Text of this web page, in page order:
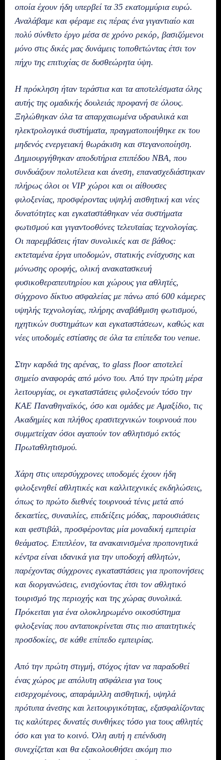
οποία έχουν ήδη υπερβεί τα 35 εκατομμύρια ευρώ.
Αναλάβαμε και φέραμε εις πέρας ένα γιγαντιαίο και
πολύ σύνθετο έργο μέσα σε χρόνο ρεκόρ, βασιζόμενοι
μόνο στις δικές μας δυνάμεις τοποθετώντας έτσι τον
πήχυ της επιτυχίας σε δυσθεώρητα ύψη.
Η πρόκληση ήταν τεράστια και τα αποτελέσματα όλης
αυτής της ομαδικής δουλειάς προφανή σε όλους.
Ξηλώθηκαν όλα τα απαρχαιωμένα υδραυλικά και
ηλεκτρολογικά συστήματα, πραγματοποιήθηκε εκ του
μηδενός ενεργειακή θωράκιση και στεγανοποίηση.
Δημιουργήθηκαν αποδυτήρια επιπέδου NBA, που
συνδυάζουν πολυτέλεια και άνεση, επανασχεδιάστηκαν
πλήρως όλοι οι VIP χώροι και οι αίθουσες
φιλοξενίας, προσφέροντας υψηλή αισθητική και νέες
δυνατότητες και εγκαταστάθηκαν νέα συστήματα
φωτισμού και γιγαντοοθόνες τελευταίας τεχνολογίας.
Οι παρεμβάσεις ήταν συνολικές και σε βάθος:
εκτεταμένα έργα υποδομών, στατικής ενίσχυσης και
μόνωσης οροφής, ολική ανακατασκευή
φυσικοθεραπευτηρίου και χώρους για αθλητές,
σύγχρονο δίκτυο ασφαλείας με πάνω από 600 κάμερες
υψηλής τεχνολογίας, πλήρης αναβάθμιση φωτισμού,
ηχητικών συστημάτων και εγκαταστάσεων, καθώς και
νέες υποδομές εστίασης σε όλα τα επίπεδα του venue.
Στην καρδιά της αρένας, το glass floor αποτελεί
σημείο αναφοράς από μόνο του. Από την πρώτη μέρα
λειτουργίας, οι εγκαταστάσεις φιλοξενούν τόσο την
ΚΑΕ Παναθηναϊκός, όσο και ομάδες με Αμαξίδιο, τις
Ακαδημίες και πλήθος ερασιτεχνικών τουρνουά που
συμμετείχαν όσοι αγαπούν τον αθλητισμό εκτός
Πρωταθλητισμού.
Χάρη στις υπερσύγχρονες υποδομές έχουν ήδη
φιλοξενηθεί αθλητικές και καλλιτεχνικές εκδηλώσεις,
όπως το πρώτο διεθνές τουρνουά τένις μετά από
δεκαετίες, συναυλίες, επιδείξεις μόδας, παρουσιάσεις
και φεστιβάλ, προσφέροντας μία μοναδική εμπειρία
θεάματος. Επιπλέον, τα ανακαινισμένα προπονητικά
κέντρα είναι ιδανικά για την υποδοχή αθλητών,
παρέχοντας σύγχρονες εγκαταστάσεις για προπονήσεις
και διοργανώσεις, ενισχύοντας έτσι τον αθλητικό
τουρισμό της περιοχής και της χώρας συνολικά.
Πρόκειται για ένα ολοκληρωμένο οικοσύστημα
φιλοξενίας που ανταποκρίνεται στις πιο απαιτητικές
προσδοκίες, σε κάθε επίπεδο εμπειρίας.
Από την πρώτη στιγμή, στόχος ήταν να παραδοθεί
ένας χώρος με απόλυτη ασφάλεια για τους
εισερχομένους, απαράμιλλη αισθητική, υψηλά
πρότυπα άνεσης και λειτουργικότητας, εξασφαλίζοντας
τις καλύτερες δυνατές συνθήκες τόσο για τους αθλητές
όσο και για το κοινό. Όλη αυτή η επένδυση
συνεχίζεται και θα εξακολουθήσει ακόμη πιο